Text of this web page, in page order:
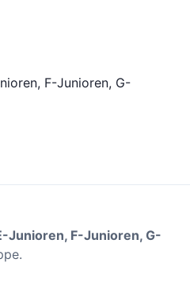
F-Junioren, G-
Junioren, F-Junioren, G-